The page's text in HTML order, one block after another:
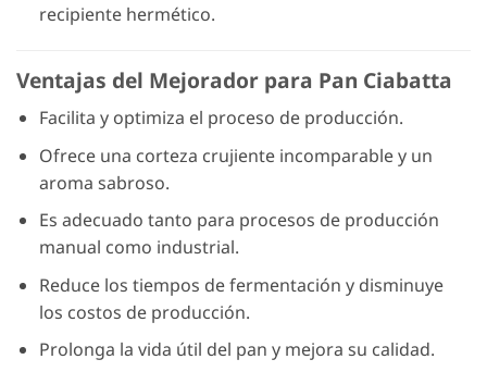
recipiente hermético.
Ventajas del Mejorador para Pan Ciabatta
Facilita y optimiza el proceso de producción.
Ofrece una corteza crujiente incomparable y un
aroma sabroso.
Es adecuado tanto para procesos de producción
manual como industrial.
Reduce los tiempos de fermentación y disminuye
los costos de producción.
Prolonga la vida útil del pan y mejora su calidad.